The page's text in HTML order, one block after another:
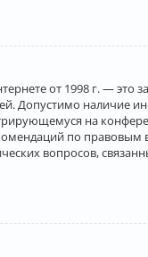
от 1998 г. —
Допустимо наличие
на
по
вопросов,